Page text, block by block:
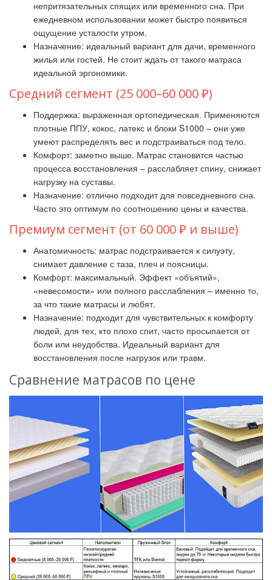
непритязательных спящих или временного сна. При
ежедневном использовании может быстро появиться
ощущение усталости утром.
Назначение: идеальный вариант для дачи, временного
жилья или гостей. Не стоит ждать от такого матраса
идеальной эргономики.
Средний сегмент (25 000–60 000 ₽)
Поддержка: выраженная ортопедическая. Применяются
плотные ППУ, кокос, латекс и блоки S1000 – они уже
умеют распределять вес и подстраиваться под тело.
Комфорт: заметно выше. Матрас становится частью
процесса восстановления – расслабляет спину, снижает
нагрузку на суставы.
Назначение: отлично подходит для повседневного сна.
Часто это оптимум по соотношению цены и качества.
Премиум сегмент (от 60 000 ₽ и выше)
Анатомичность: матрас подстраивается к силуэту,
снимает давление с таза, плеч и поясницы.
Комфорт: максимальный. Эффект «объятий»,
«невесомости» или полного расслабления – именно то,
за что такие матрасы и любят.
Назначение: подходит для чувствительных к комфорту
людей, для тех, кто плохо спит, часто просыпается от
боли или неудобства. Идеальный вариант для
восстановления после нагрузок или травм.
Сравнение матрасов по цене